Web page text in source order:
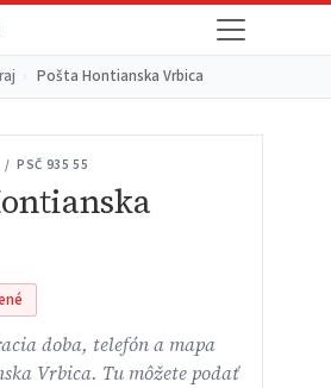
Pošta Hontianska Vrbica
/ PSČ 935 55
doba, telefón a mapa
Vrbica. Tu môžete podať